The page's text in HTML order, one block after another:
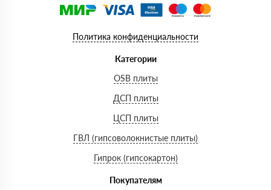
Политика конфиденциальности
Категории
OSB плиты
ДСП плиты
ЦСП плиты
ГВЛ (гипсоволокнистые плиты)
Гипрок (гипсокартон)
Покупателям